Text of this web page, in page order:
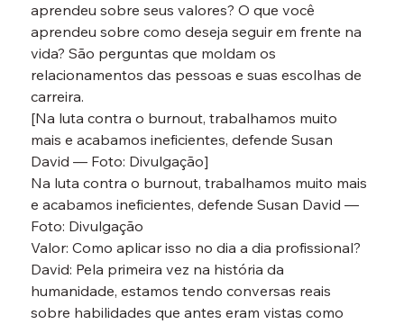
aprendeu sobre seus valores? O que você
aprendeu sobre como deseja seguir em frente na
vida? São perguntas que moldam os
relacionamentos das pessoas e suas escolhas de
carreira.
[Na luta contra o burnout, trabalhamos muito
mais e acabamos ineficientes, defende Susan
David — Foto: Divulgação]
Na luta contra o burnout, trabalhamos muito mais
e acabamos ineficientes, defende Susan David —
Foto: Divulgação
Valor: Como aplicar isso no dia a dia profissional?
David: Pela primeira vez na história da
humanidade, estamos tendo conversas reais
sobre habilidades que antes eram vistas como